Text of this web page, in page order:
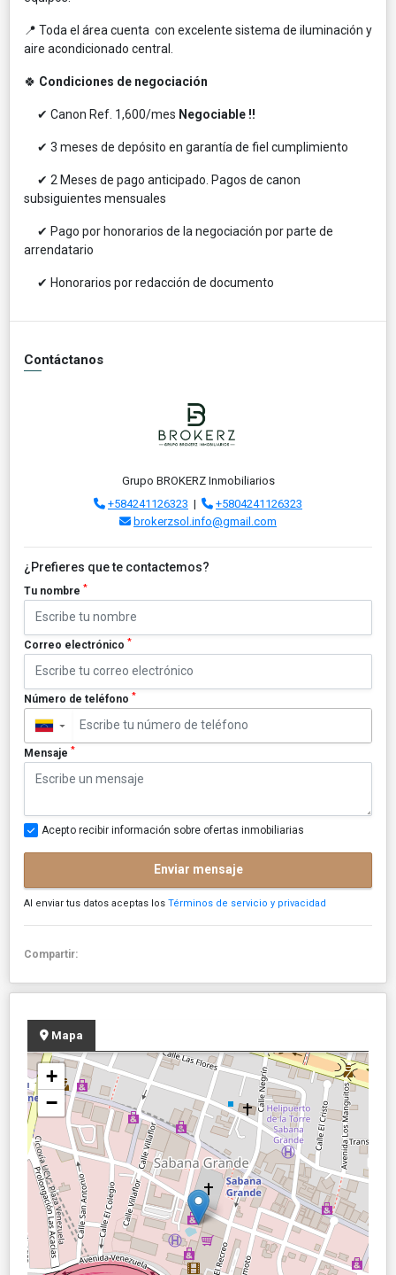
📍 Toda el área cuenta con excelente sistema de iluminación y
aire acondicionado central.
🍀 Condiciones de negociación
✔ Canon Ref. 1,600/mes Negociable !!
✔ 3 meses de depósito en garantía de fiel cumplimiento
✔ 2 Meses de pago anticipado. Pagos de canon
subsiguientes mensuales
✔ Pago por honorarios de la negociación por parte de
arrendatario
✔ Honorarios por redacción de documento
Contáctanos
Grupo BROKERZ Inmobiliarios
+584241126323 |
+5804241126323
brokerzsol.info@gmail.com
¿Prefieres que te contactemos?
Tu nombre *
Correo electrónico *
Número de teléfono *
▼
Mensaje *
Acepto recibir información sobre ofertas inmobiliarias
Enviar mensaje
Al enviar tus datos aceptas los Términos de servicio y privacidad
Compartir:
Mapa
+
−